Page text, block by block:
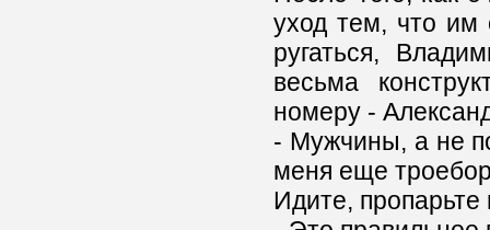
уход тем, что им
ругаться,
весьма
номеру -
- Мужчины, а не
меня еще
Идите,